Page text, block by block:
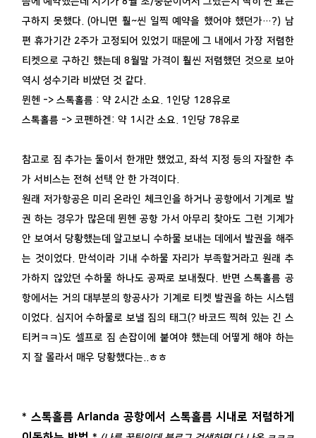
구하지 못했다. (아니면 훨~씬 일찍 예약을 했어야 했던가…?) 남
편 휴가기간 2주가 고정되어 있었기 때문에 그 내에서 가장 저렴한
티켓으로 구하긴 했는데 8월말 가격이 훨씬 저렴했던 것으로 보아
역시 성수기라 비쌌던 것 같다.
뮌헨 -> 스톡홀름 : 약 2시간 소요. 1인당 128유로
스톡홀름 -> 코펜하겐: 약 1시간 소요. 1인당 78유로
참고로 짐 추가는 둘이서 한개만 했었고, 좌석 지정 등의 자잘한 추
가 서비스는 전혀 선택 안 한 가격이다.
원래 저가항공은 미리 온라인 체크인을 하거나 공항에서 기계로 발
권 하는 경우가 많은데 뮌헨 공항 가서 아무리 찾아도 그런 기계가
안 보여서 당황했는데 알고보니 수하물 보내는 데에서 발권을 해주
는 것이었다. 만석이라 기내 수하물 자리가 부족할거라고 원래 추
가하지 않았던 수하물 하나도 공짜로 보내줬다. 반면 스톡홀름 공
항에서는 거의 대부분의 항공사가 기계로 티켓 발권을 하는 시스템
이었다. 심지어 수하물로 보낼 짐의 태그(? 바코드 찍혀 있는 긴 스
티커ㅋㅋ)도 셀프로 짐 손잡이에 붙여야 했는데 어떻게 해야 하는
지 잘 몰라서 매우 당황했다는..ㅎㅎ
* 스톡홀름 Arlanda 공항에서 스톡홀름 시내로 저렴하게